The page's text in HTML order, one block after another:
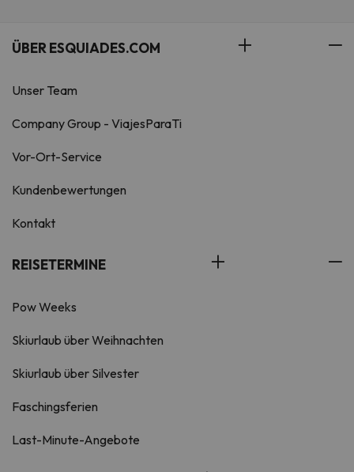
ÜBER ESQUIADES.COM
Unser Team
Company Group - ViajesParaTi
Vor-Ort-Service
Kundenbewertungen
Kontakt
REISETERMINE
Pow Weeks
Skiurlaub über Weihnachten
Skiurlaub über Silvester
Faschingsferien
Last-Minute-Angebote